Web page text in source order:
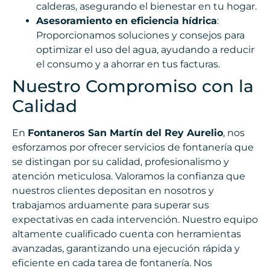
calderas, asegurando el bienestar en tu hogar.
Asesoramiento en eficiencia hídrica:
Proporcionamos soluciones y consejos para
optimizar el uso del agua, ayudando a reducir
el consumo y a ahorrar en tus facturas.
Nuestro Compromiso con la
Calidad
En Fontaneros San Martín del Rey Aurelio, nos
esforzamos por ofrecer servicios de fontanería que
se distingan por su calidad, profesionalismo y
atención meticulosa. Valoramos la confianza que
nuestros clientes depositan en nosotros y
trabajamos arduamente para superar sus
expectativas en cada intervención. Nuestro equipo
altamente cualificado cuenta con herramientas
avanzadas, garantizando una ejecución rápida y
eficiente en cada tarea de fontanería. Nos